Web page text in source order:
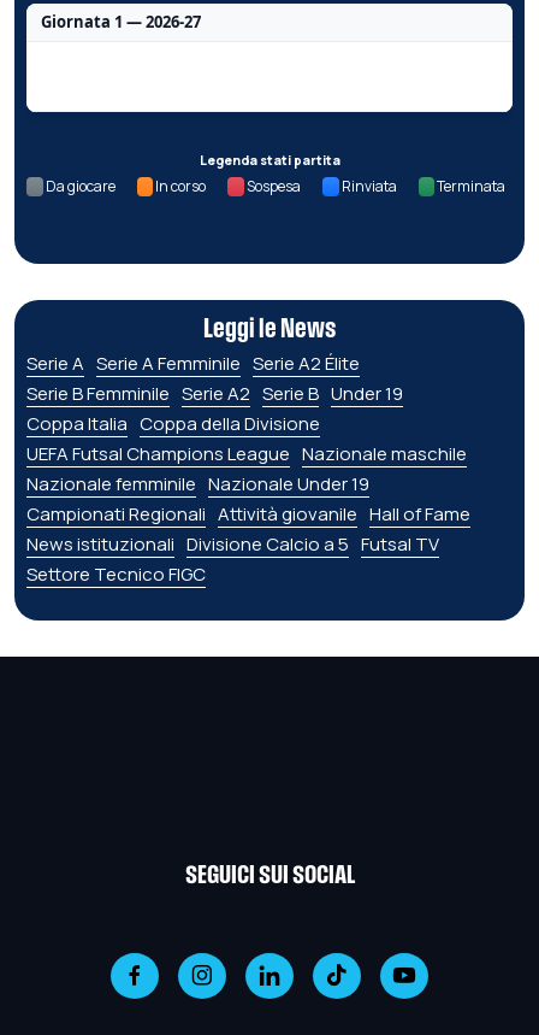
Giornata 1 — 2026-27
Legenda stati partita
Da giocare In corso Sospesa Rinviata Terminata
Leggi le News
Serie A Serie A Femminile Serie A2 Élite
Serie B Femminile Serie A2 Serie B Under 19
Coppa Italia Coppa della Divisione
UEFA Futsal Champions League Nazionale maschile
Nazionale femminile Nazionale Under 19
Campionati Regionali Attività giovanile Hall of Fame
News istituzionali Divisione Calcio a 5 Futsal TV
Settore Tecnico FIGC
SEGUICI SUI SOCIAL